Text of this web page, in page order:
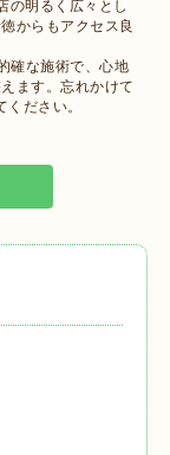
の明るく広々とし
からもアクセス良
確な施術で、心地
ます。忘れかけて
ださい。